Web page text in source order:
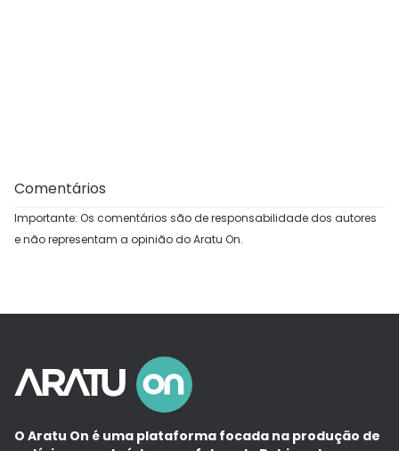
Comentários
Importante: Os comentários são de responsabilidade dos autores
e não representam a opinião do Aratu On.
O Aratu On é uma plataforma focada na produção de